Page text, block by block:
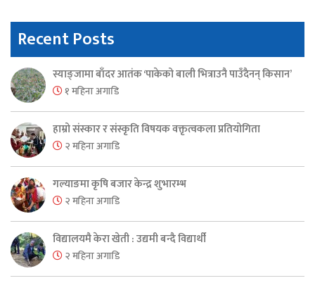
Recent Posts
स्याङ्जामा बाँदर आतंक ‘पाकेको बाली भित्राउनै पाउँदैनन् किसान’
१ महिना अगाडि
हाम्रो संस्कार र संस्कृति विषयक वक्तृत्वकला प्रतियोगिता
२ महिना अगाडि
गल्याङमा कृषि बजार केन्द्र शुभारम्भ
२ महिना अगाडि
विद्यालयमै केरा खेती : उद्यमी बन्दै विद्यार्थी
२ महिना अगाडि